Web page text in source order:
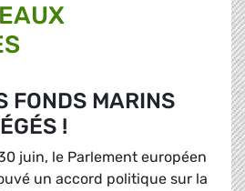
FONDS MARINS
!
juin, le Parlement européen
un accord politique sur la